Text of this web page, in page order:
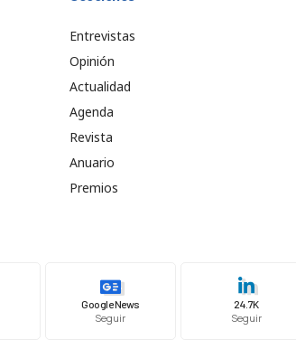
Entrevistas
Opinión
Actualidad
Agenda
Revista
Anuario
Premios
Google News
Seguir
24.7K
Seguir